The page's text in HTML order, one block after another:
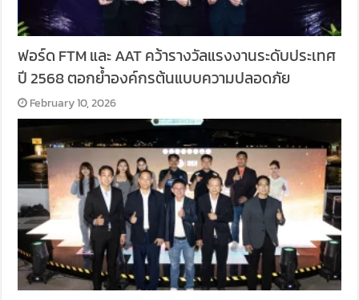
ฟอร์ด FTM และ AAT คว้ารางวัลแรงงานระดับประเทศ
ปี 2568 ตอกย้ำองค์กรต้นแบบความปลอดภัย
February 10, 2026